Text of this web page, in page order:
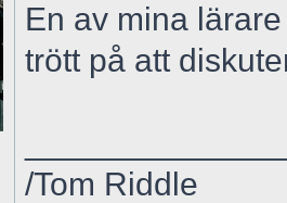
En av mina
trött på att
/Tom Riddle